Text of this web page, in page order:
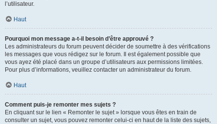
l’utilisateur.
Haut
Pourquoi mon message a-t-il besoin d’être approuvé ?
Les administrateurs du forum peuvent décider de soumettre à des vérifications
les messages que vous rédigez sur le forum. Il est également possible que
vous ayez été placé dans un groupe d’utilisateurs aux permissions limitées.
Pour plus d’informations, veuillez contacter un administrateur du forum.
Haut
Comment puis-je remonter mes sujets ?
En cliquant sur le lien « Remonter le sujet » lorsque vous êtes en train de
consulter un sujet, vous pouvez remonter celui-ci en haut de la liste des sujets,